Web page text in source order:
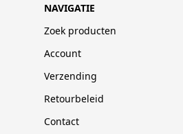
NAVIGATIE
Zoek producten
Account
Verzending
Retourbeleid
Contact